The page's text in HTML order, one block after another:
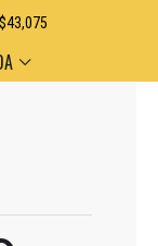
medio de pago
$43,075